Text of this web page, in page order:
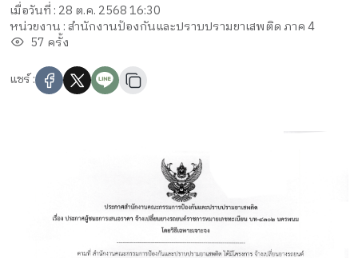
เมื่อวันที่ : 28 ต.ค. 2568 16:30
หน่วยงาน : สำนักงานป้องกันและปราบปรามยาเสพติด ภาค 4
57 ครั้ง
แชร์ :